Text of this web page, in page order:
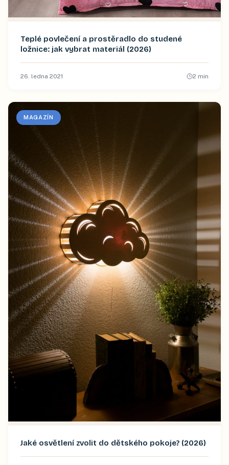
Teplé povlečení a prostěradlo do studené
ložnice: jak vybrat materiál (2026)
26. ledna 2021 2 min
MAGAZÍN
Jaké osvětlení zvolit do dětského pokoje? (2026)